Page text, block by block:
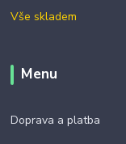
Vše skladem
Menu
Doprava a platba